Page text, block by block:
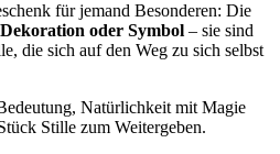
für jemand Besonderen: Die
oder Symbol – sie sind
die sich auf den Weg zu sich selbst
Natürlichkeit mit Magie
Stille zum Weitergeben.